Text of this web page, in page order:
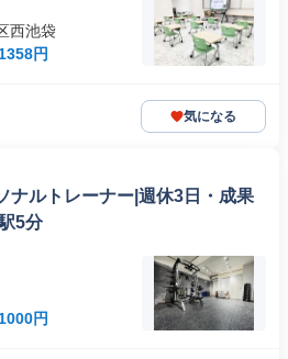
西池袋
円
気になる
ナルトレーナー|週休3日・成果
5分
円